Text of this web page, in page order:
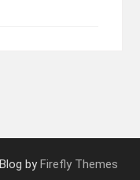
byFirefly Themes